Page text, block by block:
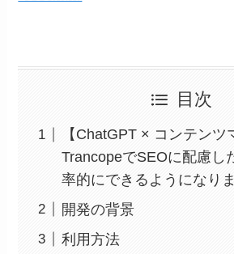
目次
【ChatGPT × コンテンツ
TrancopeでSEOに配慮し
率的にできるようになりま
開発の背景
利用方法